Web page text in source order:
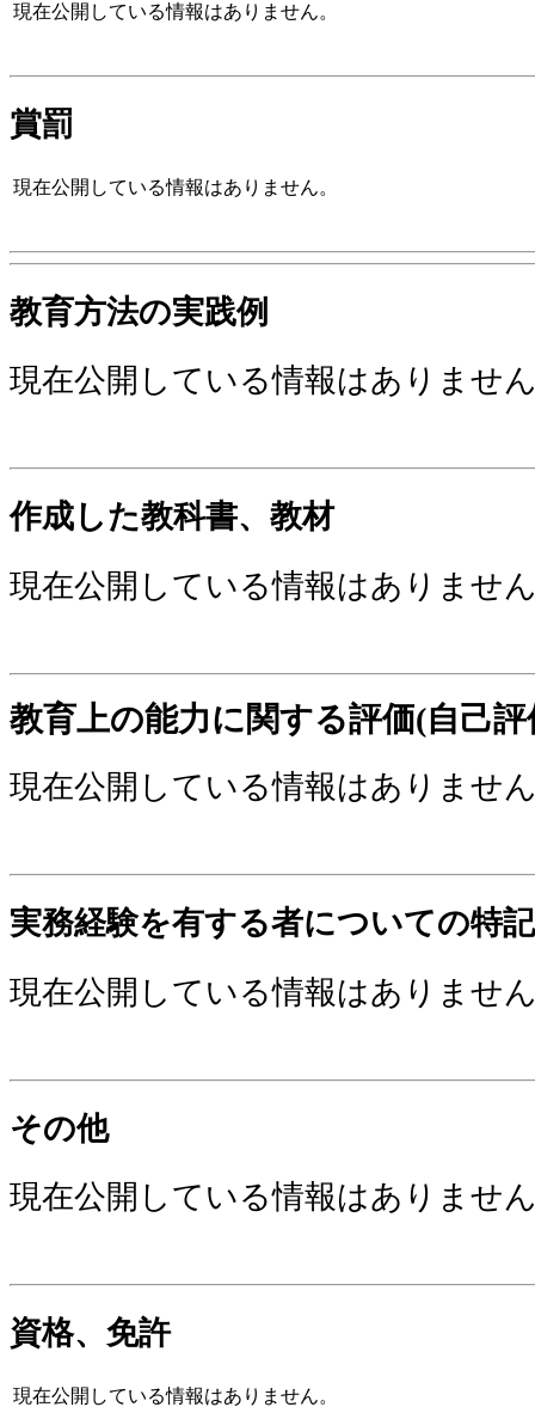
現在公開している情報はありません。
賞罰
現在公開している情報はありません。
教育方法の実践例
現在公開している情報はありませ
作成した教科書、教材
現在公開している情報はありませ
教育上の能力に関する評価(自己評
現在公開している情報はありませ
実務経験を有する者についての特
現在公開している情報はありませ
その他
現在公開している情報はありませ
資格、免許
現在公開している情報はありません。